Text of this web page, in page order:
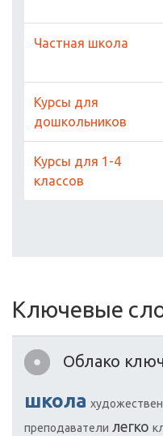
Частная школа
Курсы для
дошкольников
Курсы для 1-4
классов
Ключевые
Облако
школа
преподаватели легко